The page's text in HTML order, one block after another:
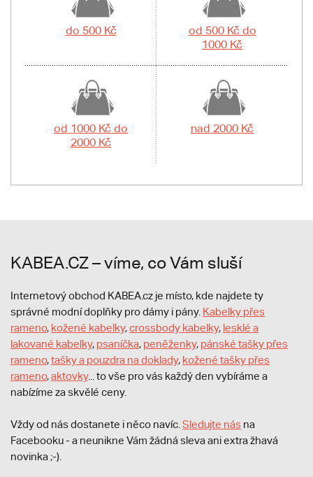
do 500 Kč
od 500 Kč do
1000 Kč
od 1000 Kč do
2000 Kč
nad 2000 Kč
KABEA.CZ – víme, co Vám sluší
Internetový obchod KABEA.cz je místo, kde najdete ty
správné modní doplňky pro dámy i pány. Kabelky přes
rameno, kožené kabelky,crossbody kabelky, lesklé a
lakované kabelky, psaníčka, peněženky, pánské tašky přes
rameno,tašky a pouzdra na doklady, kožené tašky přes
rameno,aktovky... to vše pro vás každý den vybíráme a
nabízíme za skvělé ceny.
Vždy od nás dostanete i něco navíc. Sledujte nás na
Facebooku - a neunikne Vám žádná sleva ani extra žhavá
novinka ;-).